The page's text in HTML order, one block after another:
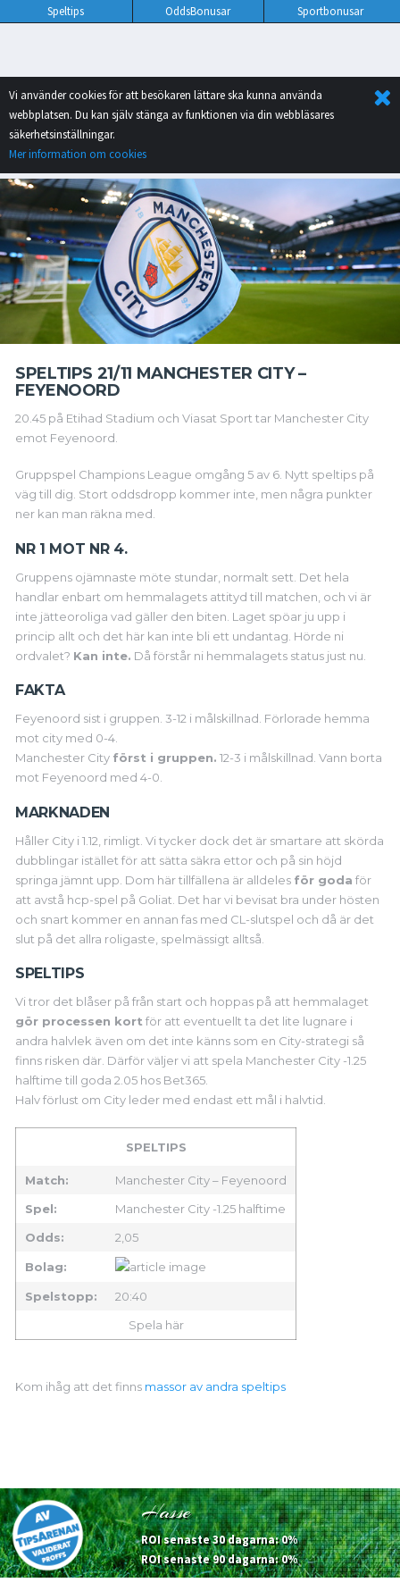
Speltips OddsBonusar Sportbonusar
Vi använder cookies för att besökaren lättare ska kunna använda
webbplatsen. Du kan själv stänga av funktionen via din webbläsares
säkerhetsinställningar.
Mer information om cookies
SPELTIPS 21/11 MANCHESTER CITY –
FEYENOORD
20.45 på Etihad Stadium och Viasat Sport tar Manchester City
emot Feyenoord.
Gruppspel Champions League omgång 5 av 6. Nytt speltips på
väg till dig. Stort oddsdropp kommer inte, men några punkter
ner kan man räkna med.
NR 1 MOT NR 4.
Gruppens ojämnaste möte stundar, normalt sett. Det hela
handlar enbart om hemmalagets attityd till matchen, och vi är
inte jätteoroliga vad gäller den biten. Laget spöar ju upp i
princip allt och det här kan inte bli ett undantag. Hörde ni
ordvalet? Kan inte. Då förstår ni hemmalagets status just nu.
FAKTA
Feyenoord sist i gruppen. 3-12 i målskillnad. Förlorade hemma
mot city med 0-4.
Manchester City först i gruppen. 12-3 i målskillnad. Vann borta
mot Feyenoord med 4-0.
MARKNADEN
Håller City i 1.12, rimligt. Vi tycker dock det är smartare att skörda
dubblingar istället för att sätta säkra ettor och på sin höjd
springa jämnt upp. Dom här tillfällena är alldeles för goda för
att avstå hcp-spel på Goliat. Det har vi bevisat bra under hösten
och snart kommer en annan fas med CL-slutspel och då är det
slut på det allra roligaste, spelmässigt alltså.
SPELTIPS
Vi tror det blåser på från start och hoppas på att hemmalaget
gör processen kort för att eventuellt ta det lite lugnare i
andra halvlek även om det inte känns som en City-strategi så
finns risken där. Därför väljer vi att spela Manchester City -1.25
halftime till goda 2.05 hos Bet365.
Halv förlust om City leder med endast ett mål i halvtid.
SPELTIPS
Match:
Manchester City – Feyenoord
Spel:
Manchester City -1.25 halftime
Odds:
2,05
Bolag:
Spelstopp:
20:40
Spela här
Kom ihåg att det finns massor av andra speltips
Hasse
ROI senaste 30 dagarna: 0%
ROI senaste 90 dagarna: 0%